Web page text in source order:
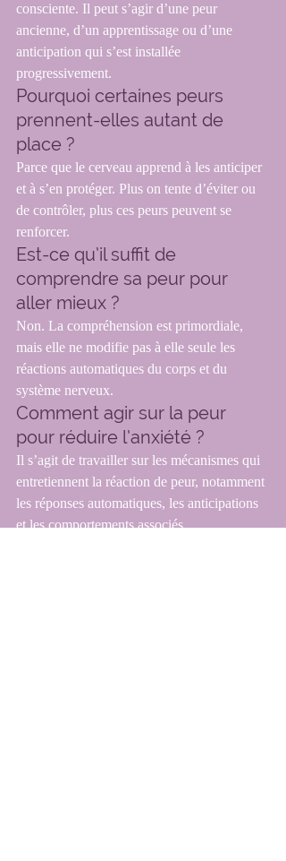
consciente. Il peut s’agir d’une peur
ancienne, d’un apprentissage ou d’une
anticipation qui s’est installée
progressivement.
Pourquoi certaines peurs
prennent-elles autant de
place ?
Parce que le cerveau apprend à les anticiper
et à s’en protéger. Plus on tente d’éviter ou
de contrôler, plus ces peurs peuvent se
renforcer.
Est-ce qu’il suffit de
comprendre sa peur pour
aller mieux ?
Non. La compréhension est primordiale,
mais elle ne modifie pas à elle seule les
réactions automatiques du corps et du
système nerveux.
Comment agir sur la peur
pour réduire l’anxiété ?
Il s’agit de travailler sur les mécanismes qui
entretiennent la réaction de peur, notamment
les réponses automatiques, les anticipations
et les comportements associés.